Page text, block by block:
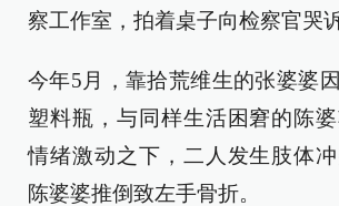
察工作室，拍着桌子向检察官哭诉
今年5月，靠拾荒维生的张婆婆
塑料瓶，与同样生活困窘的陈婆
情绪激动之下，二人发生肢体
陈婆婆推倒致左手骨折。